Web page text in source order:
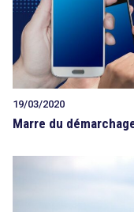
19/03/2020
Marre du